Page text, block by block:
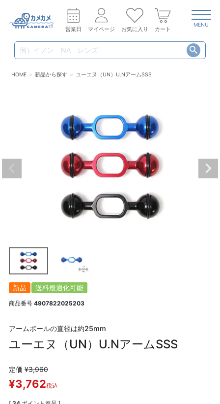
営業日 マイページ お気に入り カート
MENU
HOME 新品から探す ユーエヌ（UN）U.NアームSSS
新品 送料最適化可能
商品番号 4907822025203
アームボールの直径は約25mm
ユーエヌ（UN）U.NアームSSS
定価 ¥3,960
¥3,762税込